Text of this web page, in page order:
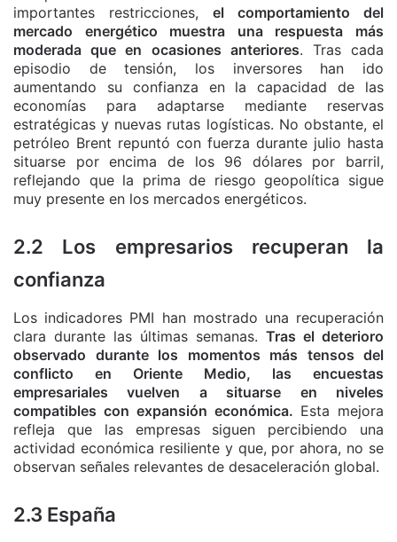
importantes restricciones, el comportamiento del
mercado energético muestra una respuesta más
moderada que en ocasiones anteriores. Tras cada
episodio de tensión, los inversores han ido
aumentando su confianza en la capacidad de las
economías para adaptarse mediante reservas
estratégicas y nuevas rutas logísticas. No obstante, el
petróleo Brent repuntó con fuerza durante julio hasta
situarse por encima de los 96 dólares por barril,
reflejando que la prima de riesgo geopolítica sigue
muy presente en los mercados energéticos.
2.2 Los empresarios recuperan la
confianza
Los indicadores PMI han mostrado una recuperación
clara durante las últimas semanas. Tras el deterioro
observado durante los momentos más tensos del
conflicto en Oriente Medio, las encuestas
empresariales vuelven a situarse en niveles
compatibles con expansión económica. Esta mejora
refleja que las empresas siguen percibiendo una
actividad económica resiliente y que, por ahora, no se
observan señales relevantes de desaceleración global.
2.3 España